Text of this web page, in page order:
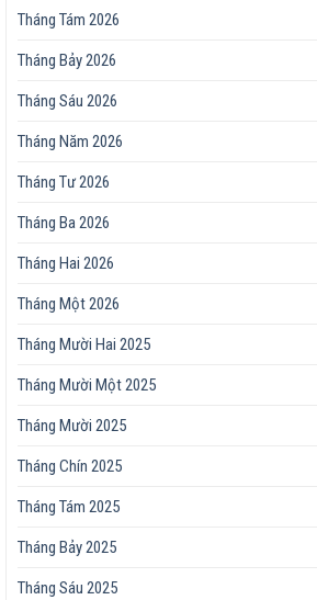
Tháng Tám 2026
Tháng Bảy 2026
Tháng Sáu 2026
Tháng Năm 2026
Tháng Tư 2026
Tháng Ba 2026
Tháng Hai 2026
Tháng Một 2026
Tháng Mười Hai 2025
Tháng Mười Một 2025
Tháng Mười 2025
Tháng Chín 2025
Tháng Tám 2025
Tháng Bảy 2025
Tháng Sáu 2025